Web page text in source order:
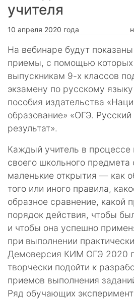
учителя
10 апреля 2020 года
На вебинаре будут
приемы, с помощью которых
выпускникам 9-х классов
экзамену по русскому
пособия издательства
образование» «ОГЭ.
результат».
Каждый учитель в процессе
своего школьного предмета
маленькие открытия — как
того или иного правила,
образное сравнение, какой
порядок действия, чтобы
и чтобы она успешно
при выполнении
Демоверсия КИМ ОГЭ 2020
творчески подойти к
приемов выполнения
Ряд обучающих